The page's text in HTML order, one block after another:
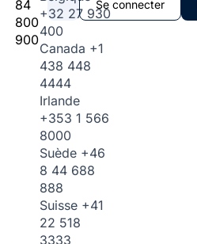
84
800
900
+32 27 930
400
Canada +1
438 448
4444
Irlande
+353 1 566
8000
Suède +46
8 44 688
888
Suisse +41
22 518
3333
Se connecter